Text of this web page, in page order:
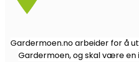
Gardermoen.no arbeider for å
Gardermoen, og skal være en